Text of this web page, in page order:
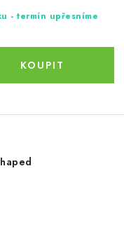
- termín upřesníme